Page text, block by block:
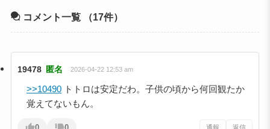
コメント一覧 （17件）
19478 匿名 2026-04-22 12:53 am
>>10490トトロは安定だわ。子供の頃から何回観たか
覚えてないもん。
通報 返信